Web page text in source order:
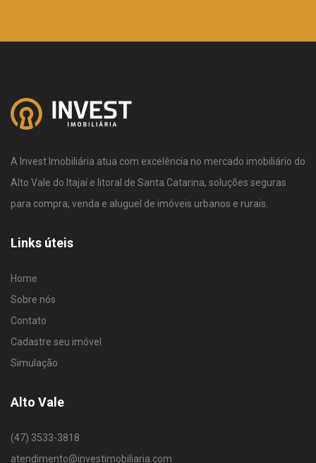
A Invest Imobiliária atua com excelência no mercado imobiliário do
Alto Vale do Itajaí e litoral de Santa Catarina, soluções seguras
para compra, venda e aluguel de imóveis urbanos e rurais.
Links úteis
Home
Sobre nós
Contato
Cadastre seu imóvel
Simulação
Alto Vale
(47) 3533-3818
atendimento@investimobiliaria.com